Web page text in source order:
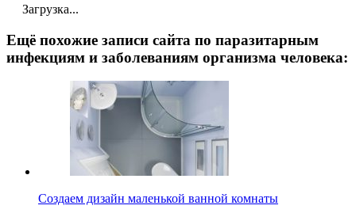
Загрузка...
Ещё похожие записи сайта по паразитарным
инфекциям и заболеваниям организма человека:
Создаем дизайн маленькой ванной комнаты